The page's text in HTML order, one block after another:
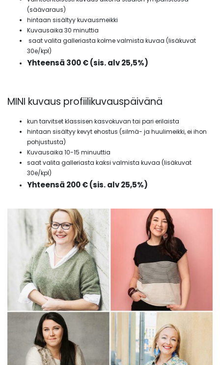
(säävaraus)
hintaan sisältyy kuvausmeikki
Kuvausaika 30 minuttia
saat valita galleriasta kolme valmista kuvaa (lisäkuvat
30e/kpl)
Yhteensä 300 € (sis. alv 25,5%)
MINI kuvaus profiilikuvauspäivänä
kun tarvitset klassisen kasvokuvan tai pari erilaista
hintaan sisältyy kevyt ehostus (silmä- ja huulimeikki, ei ihon
pohjustusta)
Kuvausaika 10-15 minuuttia
saat valita galleriasta kaksi valmista kuvaa (lisäkuvat
30e/kpl)
Yhteensä 200 € (sis. alv 25,5%)